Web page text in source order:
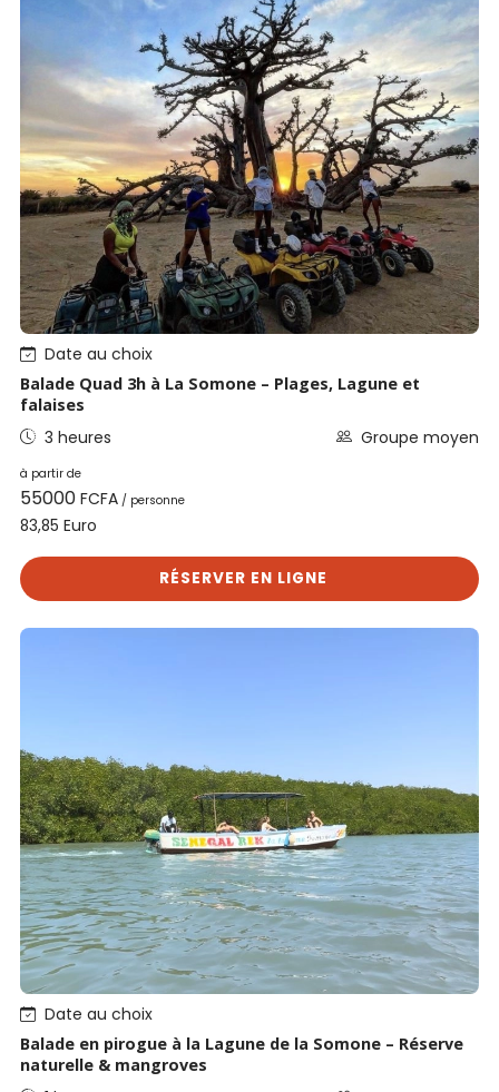
Date au choix
Balade Quad 3h à La Somone – Plages, Lagune et
falaises
3 heures Groupe moyen
à partir de
55000FCFA / personne
83,85Euro
RÉSERVER EN LIGNE
Date au choix
Balade en pirogue à la Lagune de la Somone – Réserve
naturelle & mangroves